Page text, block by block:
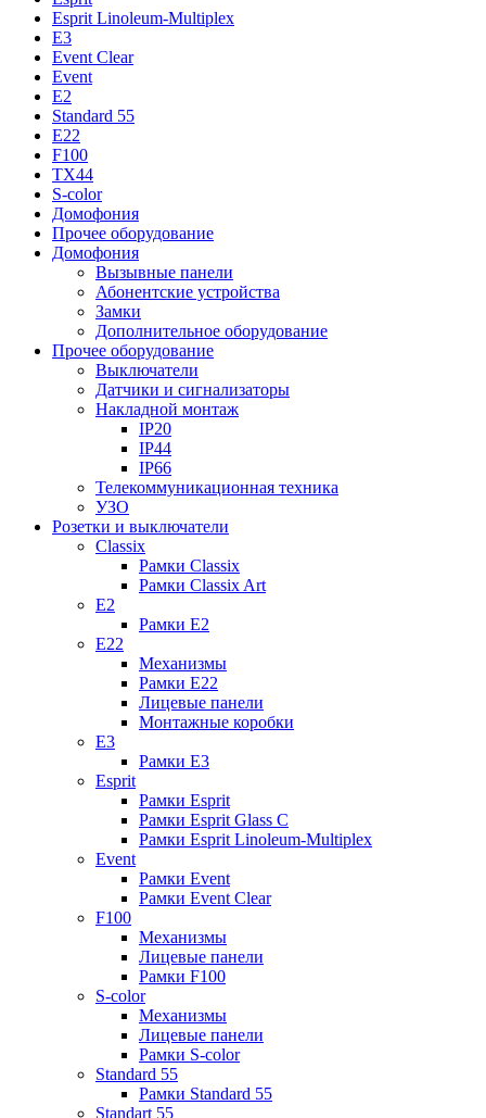
Esprit Linoleum-Multiplex
E3
Event Clear
Event
E2
Standard 55
E22
F100
TX44
S-color
Домофония
Прочее оборудование
Домофония
Вызывные панели
Абонентские устройства
Замки
Дополнительное оборудование
Прочее оборудование
Выключатели
Датчики и сигнализаторы
Накладной монтаж
IP20
IP44
IP66
Телекоммуникационная техника
УЗО
Розетки и выключатели
Classix
Рамки Classix
Рамки Classix Art
E2
Рамки E2
E22
Механизмы
Рамки E22
Лицевые панели
Монтажные коробки
E3
Рамки E3
Esprit
Рамки Esprit
Рамки Esprit Glass C
Рамки Esprit Linoleum-Multiplex
Event
Рамки Event
Рамки Event Clear
F100
Механизмы
Лицевые панели
Рамки F100
S-color
Механизмы
Лицевые панели
Рамки S-color
Standard 55
Рамки Standard 55
Standart 55